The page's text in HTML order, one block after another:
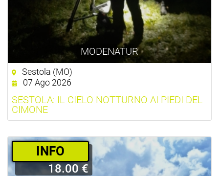
MODENATUR
Sestola (MO)
07 Ago 2026
SESTOLA: IL CIELO NOTTURNO AI PIEDI DEL
CIMONE
­INFO
18.00 €